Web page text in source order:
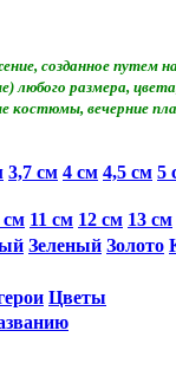
созданное путем
любого размера,
костюмы, вечерние
3,7 см 4 см 4,5 см 5
см 11 см 12 см 13 см
Зеленый Золото
Цветы